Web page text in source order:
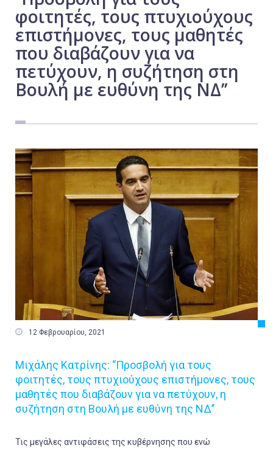
φοιτητές, τους πτυχιούχους
επιστήμονες, τους μαθητές
που διαβάζουν για να
πετύχουν, η συζήτηση στη
Βουλή με ευθύνη της ΝΔ’’
 12 Φεβρουαρίου, 2021
Μιχάλης Κατρίνης: ‘’Προσβολή για τους
φοιτητές, τους πτυχιούχους επιστήμονες, τους
μαθητές που διαβάζουν για να πετύχουν, η
συζήτηση στη Βουλή με ευθύνη της ΝΔ’’
Τις μεγάλες αντιφάσεις της κυβέρνησης που ενώ
Εργασία
Ελλάδα
Κόσμος
Τοπικά
Αγροτικά
Αθλητικά
Αστυνομικό Δελτίο